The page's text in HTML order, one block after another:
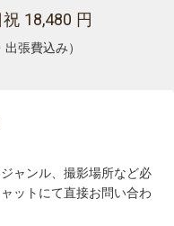
18,480 円
張費込み）
ャンル、撮影場所など必
ットにて直接お問い合わ